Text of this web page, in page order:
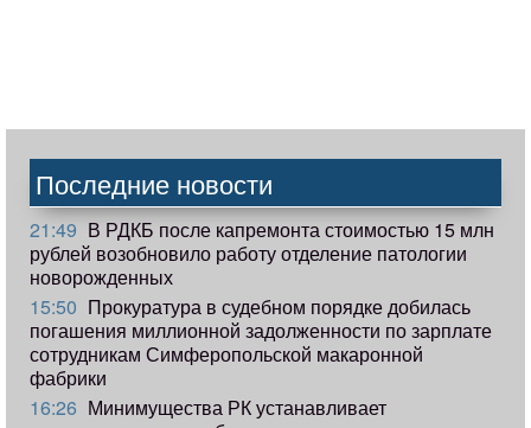
Последние новости
21:49 В РДКБ после капремонта стоимостью 15 млн
рублей возобновило работу отделение патологии
новорожденных
15:50 Прокуратура в судебном порядке добилась
погашения миллионной задолженности по зарплате
сотрудникам Симферопольской макаронной
фабрики
16:26 Минимущества РК устанавливает